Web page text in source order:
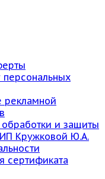
персональных
рекламной
и защиты
Кружковой Ю.А.
сертификата